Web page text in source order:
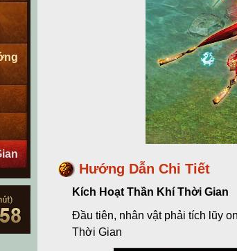
Hướng Dẫn Chi Tiết
Kích Hoạt Thần Khí Thời Gian
Đầu tiên, nhân vật phải tích lũy
Thời Gian